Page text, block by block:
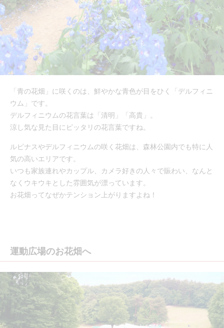
「青の花畑」に咲くのは、鮮やかな青色が目をひく「デルフィニ
ウム」です。
デルフィニウムの花言葉は「清明」「高貴」。
涼し気な見た目にピッタリの花言葉ですね。
ルピナスやデルフィニウムの咲く花畑は、森林公園内でも特に人
気の高いエリアです。
いつも家族連れやカップル、カメラ好きの人々で賑わい、なんと
なくウキウキとした雰囲気が漂っています。
お花畑ってなぜかテンション上がりますよね！
運動広場のお花畑へ